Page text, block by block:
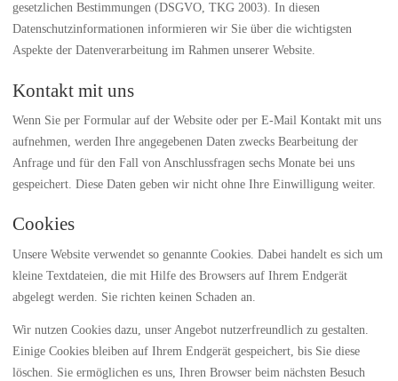
gesetzlichen Bestimmungen (DSGVO, TKG 2003). In diesen
Datenschutzinformationen informieren wir Sie über die wichtigsten
Aspekte der Datenverarbeitung im Rahmen unserer Website.
Kontakt mit uns
Wenn Sie per Formular auf der Website oder per E-Mail Kontakt mit uns
aufnehmen, werden Ihre angegebenen Daten zwecks Bearbeitung der
Anfrage und für den Fall von Anschlussfragen sechs Monate bei uns
gespeichert. Diese Daten geben wir nicht ohne Ihre Einwilligung weiter.
Cookies
Unsere Website verwendet so genannte Cookies. Dabei handelt es sich um
kleine Textdateien, die mit Hilfe des Browsers auf Ihrem Endgerät
abgelegt werden. Sie richten keinen Schaden an.
Wir nutzen Cookies dazu, unser Angebot nutzerfreundlich zu gestalten.
Einige Cookies bleiben auf Ihrem Endgerät gespeichert, bis Sie diese
löschen. Sie ermöglichen es uns, Ihren Browser beim nächsten Besuch